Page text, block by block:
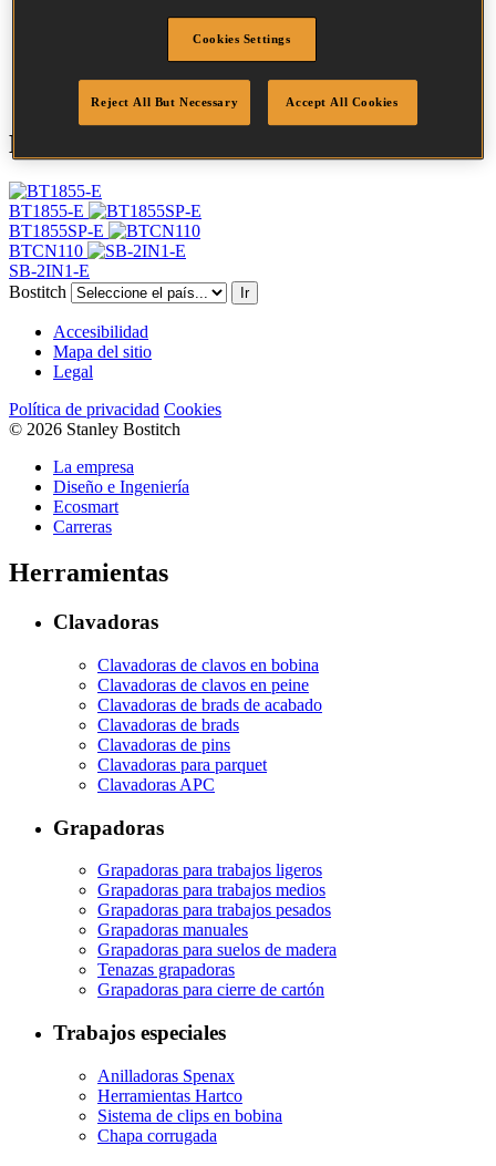
30 mm
Marrón
Herramientas compatibles
BT1855-E
BT1855SP-E
BTCN110
SB-2IN1-E
Bostitch
Ir
Accesibilidad
Mapa del sitio
Legal
Política de privacidad Cookies
© 2026 Stanley Bostitch
La empresa
Diseño e Ingeniería
Ecosmart
Carreras
Herramientas
Clavadoras
Clavadoras de clavos en bobina
Clavadoras de clavos en peine
Clavadoras de brads de acabado
Clavadoras de brads
Clavadoras de pins
Clavadoras para parquet
Clavadoras APC
Grapadoras
Grapadoras para trabajos ligeros
Grapadoras para trabajos medios
Grapadoras para trabajos pesados
Grapadoras manuales
Grapadoras para suelos de madera
Tenazas grapadoras
Grapadoras para cierre de cartón
Trabajos especiales
Anilladoras Spenax
Herramientas Hartco
Sistema de clips en bobina
Chapa corrugada
Cookies Settings
Reject All But Necessary Accept All Cookies